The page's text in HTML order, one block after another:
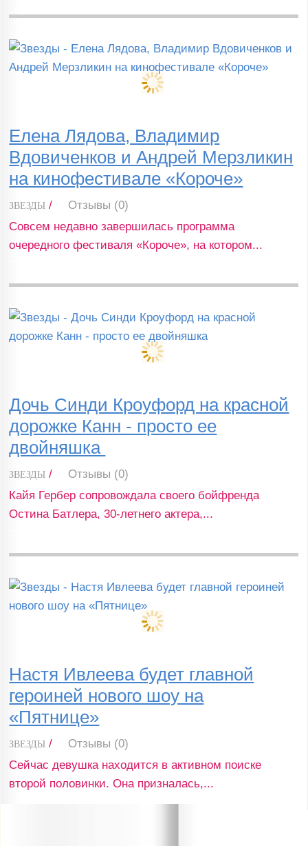
Елена Лядова, Владимир
Вдовиченков и Андрей Мерзликин
на кинофестивале «Короче»
ЗВЕЗДЫ /
Отзывы (0)
Совсем недавно завершилась программа
очередного фестиваля «Короче», на котором...
Дочь Синди Кроуфорд на красной
дорожке Канн - просто ее
двойняшка
ЗВЕЗДЫ /
Отзывы (0)
Кайя Гербер сопровождала своего бойфренда
Остина Батлера, 30-летнего актера,...
Настя Ивлеева будет главной
героиней нового шоу на
«Пятнице»
ЗВЕЗДЫ /
Отзывы (0)
Сейчас девушка находится в активном поиске
второй половинки. Она призналась,...